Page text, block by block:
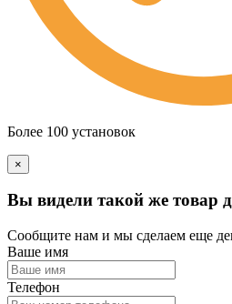
Более 100 установок
×
Вы видели такой же товар
Сообщите нам и мы сделаем еще
Ваше имя
Телефон